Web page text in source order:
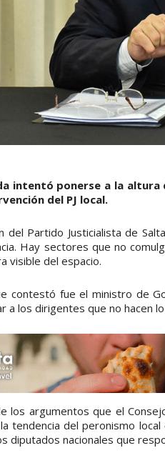
intentó ponerse a la
del PJ local.
del Partido Justicialista de
Hay sectores que no
visible del espacio.
contestó fue el ministro de
a los dirigentes que no hacen
los argumentos que el
tendencia del peronismo
diputados nacionales que